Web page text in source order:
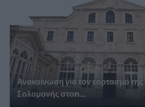
Ανακοίνωση για τον εορτασμό της
Σολομονής στοn...